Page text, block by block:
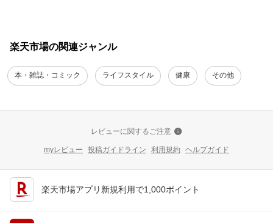
楽天市場の関連ジャンル
本・雑誌・コミック ライフスタイル 健康 その他
レビューに関するご注意
myレビュー 投稿ガイドライン 利用規約 ヘルプガイド
楽天市場アプリ新規利用で1,000ポイント